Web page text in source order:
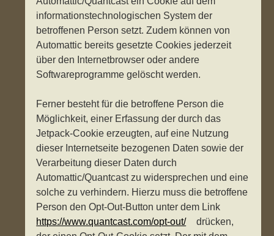
informationstechnologischen System der
betroffenen Person setzt. Zudem können von
Automattic bereits gesetzte Cookies jederzeit
über den Internetbrowser oder andere
Softwareprogramme gelöscht werden.
Ferner besteht für die betroffene Person die
Möglichkeit, einer Erfassung der durch das
Jetpack-Cookie erzeugten, auf eine Nutzung
dieser Internetseite bezogenen Daten sowie der
Verarbeitung dieser Daten durch
Automattic/Quantcast zu widersprechen und eine
solche zu verhindern. Hierzu muss die betroffene
Person den Opt-Out-Button unter dem Link
https://www.quantcast.com/opt-out/
drücken,